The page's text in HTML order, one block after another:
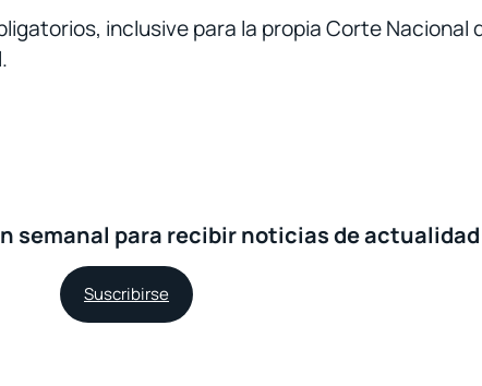
inclusive para la propia Corte Nacional
semanal para recibir noticias de
Suscribirse